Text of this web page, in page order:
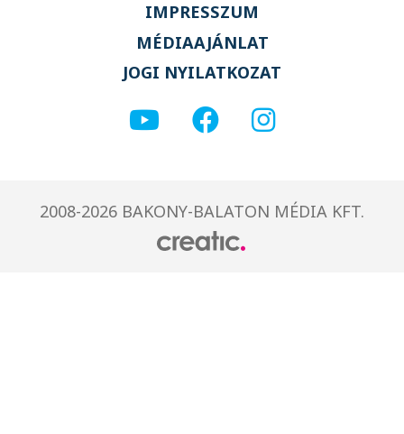
IMPRESSZUM
MÉDIAAJÁNLAT
JOGI NYILATKOZAT
2008-2026 BAKONY-BALATON MÉDIA KFT.